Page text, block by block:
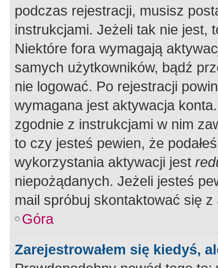
podczas rejestracji, musisz
instrukcjami. Jeżeli tak nie jest,
Niektóre fora wymagają
samych użytkowników, bądź
nie logować. Po rejestracji
wymagana jest aktywacja
zgodnie z instrukcjami w nim
to czy jesteś pewien, że
wykorzystania aktywacji jest
niepożądanych. Jeżeli jesteś
mail spróbuj skontaktować się
Góra
Zarejestrowałem się kiedyś,